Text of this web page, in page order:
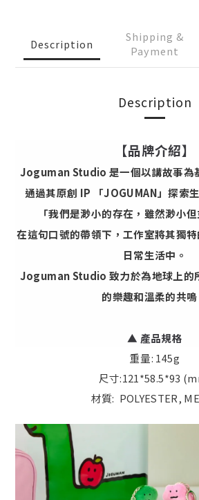
Description
Shipping &
Payment
Description
【品牌介紹】
Joguman Studio 是一個以講故事為
通過其原創 IP 「JOGUMAN」探索
「我們是渺小的存在，雖然渺小但
在這句口號的帶領下，工作室將其獨
日常生活中。
Joguman Studio 致力於為地球上的
的樂趣和溫柔的共鳴
▲ 產品規格
重量: 145g
尺寸:121*58.5*93
材質: POLYESTER,